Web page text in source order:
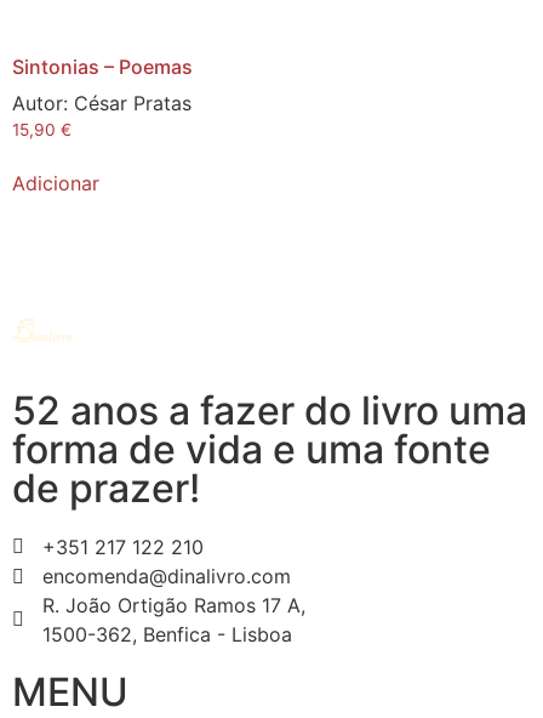
Sintonias – Poemas
Autor: César Pratas
15,90 €
Adicionar
52 anos a fazer do livro uma
forma de vida e uma fonte
de prazer!
+351 217 122 210
encomenda@dinalivro.com
R. João Ortigão Ramos 17 A,
1500-362, Benfica - Lisboa
MENU